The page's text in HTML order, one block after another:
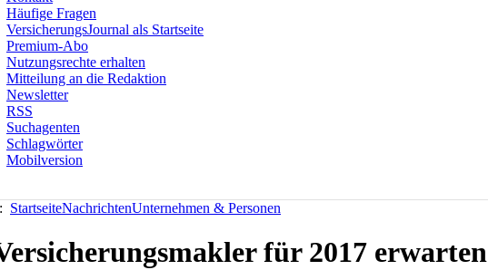
Häufige Fragen
VersicherungsJournal als Startseite
Premium-Abo
Nutzungsrechte erhalten
Mitteilung an die Redaktion
Newsletter
RSS
Suchagenten
Schlagwörter
Mobilversion
StartseiteNachrichtenUnternehmen & Personen
für 2017 erwarten